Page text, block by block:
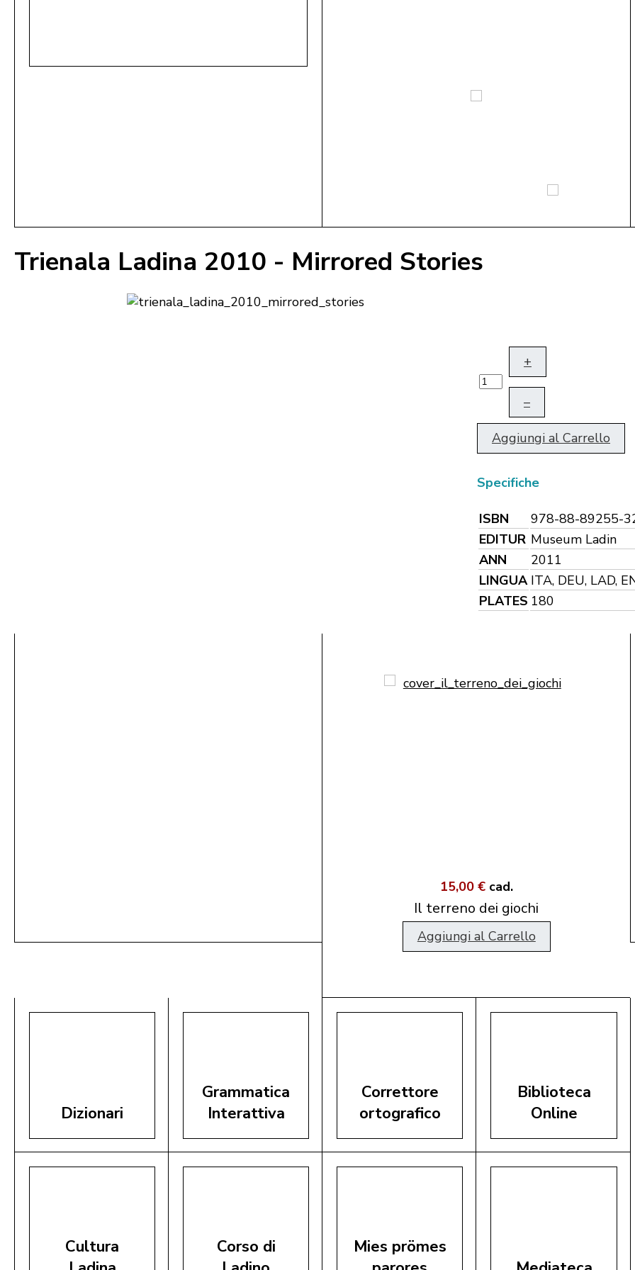
Trienala Ladina 2010 - Mirrored Stories
+
–
Aggiungi al Carrello
Specifiche
ISBN
978-88-89255-
EDITUR Museum Ladin
ANN
2011
LINGUA ITA, DEU, LAD,
PLATES 180
Aggiungi al Carrello
15,00 € cad.
Il terreno dei giochi
Aggiungi al Carrello
Dizionari
Grammatica
Interattiva
Cultura
Corso di
Correttore
ortografico
Biblioteca
Online
Mies prömes